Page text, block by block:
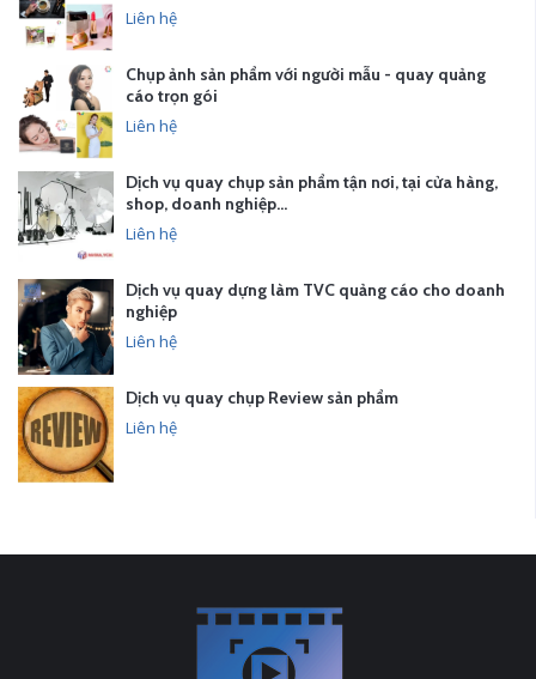
Liên hệ
Chụp ảnh sản phẩm với người mẫu - quay quảng
cáo trọn gói
Liên hệ
Dịch vụ quay chụp sản phẩm tận nơi, tại cửa hàng,
shop, doanh nghiệp…
Liên hệ
Dịch vụ quay dựng làm TVC quảng cáo cho doanh
nghiệp
Liên hệ
Dịch vụ quay chụp Review sản phẩm
Liên hệ